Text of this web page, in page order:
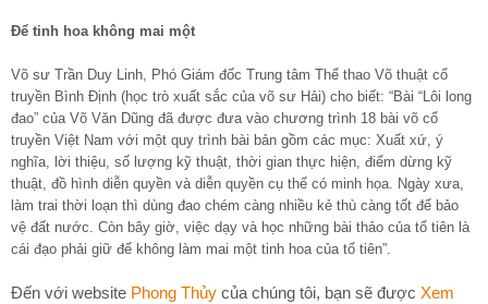
Để tinh hoa không mai một
Võ sư Trần Duy Linh, Phó Giám đốc Trung tâm Thể thao Võ thuật cổ
truyền Bình Định (học trò xuất sắc của võ sư Hải) cho biết: “Bài “Lôi long
đao” của Võ Văn Dũng đã được đưa vào chương trình 18 bài võ cổ
truyền Việt Nam với một quy trình bài bản gồm các mục: Xuất xứ, ý
nghĩa, lời thiệu, số lượng kỹ thuật, thời gian thực hiện, điểm dừng kỹ
thuật, đồ hình diễn quyền và diễn quyền cụ thể có minh họa. Ngày xưa,
làm trai thời loạn thì dùng đao chém càng nhiều kẻ thù càng tốt để bảo
vệ đất nước. Còn bây giờ, việc dạy và học những bài thảo của tổ tiên là
cái đạo phải giữ để không làm mai một tinh hoa của tổ tiên”.
Đến với website Phong Thủy của chúng tôi, bạn sẽ được Xem